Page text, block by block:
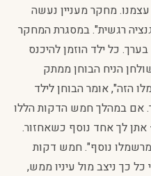
מחקר מעניין נעשה
רגשית". במסגרת המחקר
נבדקה קבוצה של ילדים בגילאי 5 בערך. כל ילד הוזמן להיכנס
הניח הבוחן ממתק
הזה", אומר הבוחן לילד
אם במהלך חמש הדקות הללו
לך אחד נוסף כשאחזור.
נוסף". חמש דקות
כך ניצב מול עיניו ממש,